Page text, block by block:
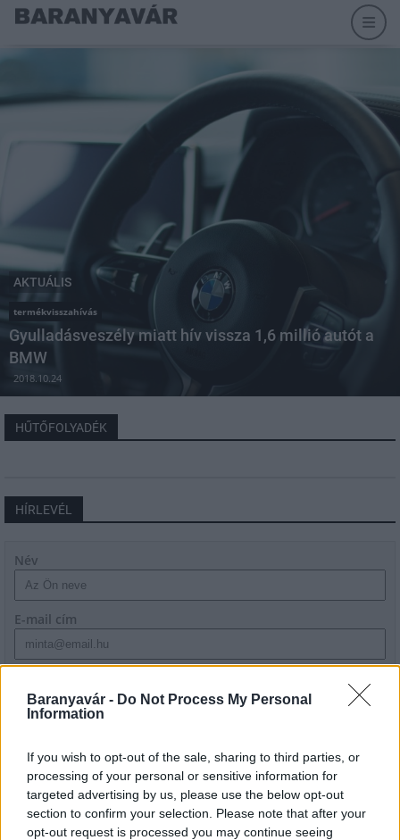
Baranyavár - Do Not Process My Personal
Information
If you wish to opt-out of the sale, sharing to third parties, or
processing of your personal or sensitive information for
targeted advertising by us, please use the below opt-out
section to confirm your selection. Please note that after your
opt-out request is processed you may continue seeing
AKTUÁLIS
termékvisszahívás
Gyulladásveszély miatt hív vissza 1,6 millió autót a
BMW
2018.10.24
HŰTŐFOLYADÉK
HÍRLEVÉL
Név
E-mail cím
szabályzatot!
HÍRDETÉS